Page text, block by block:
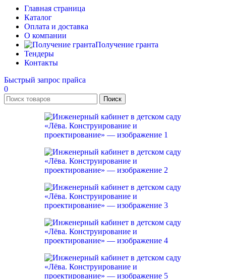
Главная страница
Каталог
Оплата и доставка
О компании
Получение гранта
Тендеры
Контакты
Быстрый запрос прайса
0
Поиск